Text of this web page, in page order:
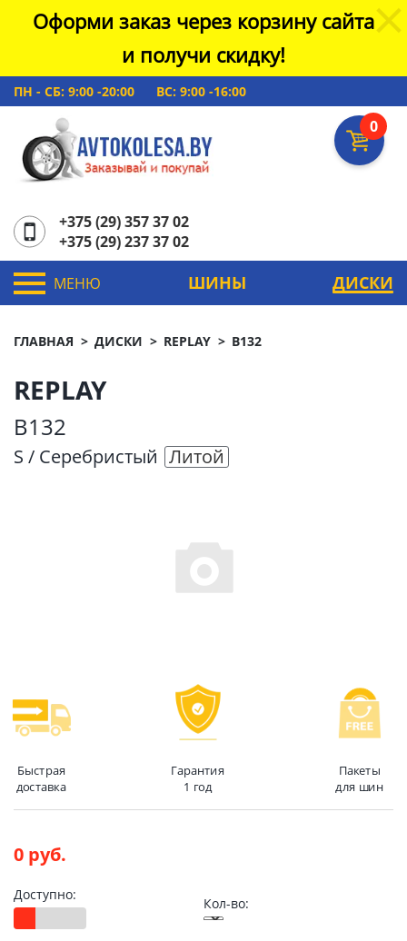
Оформи заказ через корзину сайта
и получи скидку!
ПН - СБ: 9:00 -20:00 ВС: 9:00 -16:00
0
+375 (29) 357 37 02
+375 (29) 237 37 02
МЕНЮ ШИНЫ ДИСКИ
ГЛАВНАЯ ДИСКИ REPLAY B132
REPLAY
B132
S / Серебристый Литой
Быстрая
доставка
Гарантия
1 год
Пакеты
для шин
0 руб.
Доступно:
Кол-во: